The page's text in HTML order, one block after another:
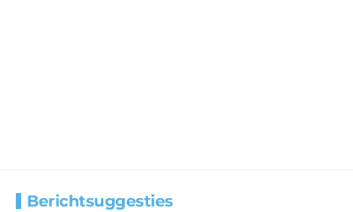
Berichtsuggesties